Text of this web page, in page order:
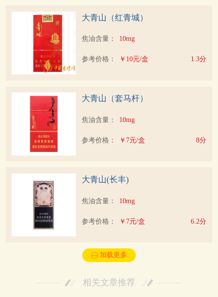
大青山（红青城）
焦油含量： 10mg
参考价格： ￥10元/盒 1.3分
大青山（套马杆）
焦油含量： 10mg
参考价格： ￥7元/盒 8分
大青山(长丰)
焦油含量： 10mg
参考价格： ￥7元/盒 6.2分
加载更多
相关文章推荐